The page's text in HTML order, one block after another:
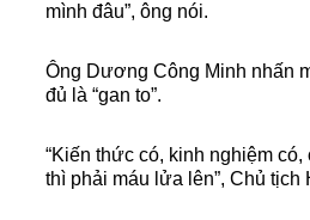
mình đâu”, ông nói.
Ông Dương Công Minh nhấn
đủ là “gan to”.
“Kiến thức có, kinh nghiệm
thì phải máu lửa lên”, Chủ tịch